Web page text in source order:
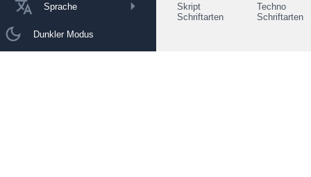
Sprache
Dunkler Modus
Skript
Schriftarten
Techno
Schriftarten